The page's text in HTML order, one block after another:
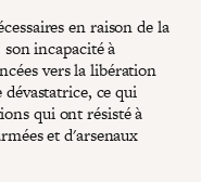
en raison de la
incapacité à
vers la libération
ce qui
qui ont résisté à
et d'arsenaux